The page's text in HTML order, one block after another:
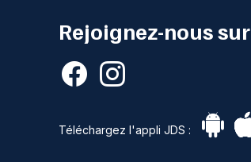
Rejoignez-nous sur
Téléchargez l'appli JDS :